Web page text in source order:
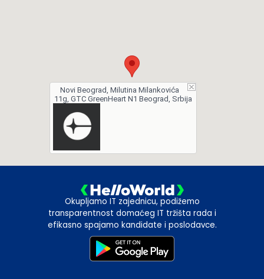
Novi Beograd, Milutina Milankovića
11g, GTC GreenHeart N1 Beograd, Srbija
Okupljamo IT zajednicu, podižemo
transparentnost domaćeg IT tržišta rada i
efikasno spajamo kandidate i poslodavce.